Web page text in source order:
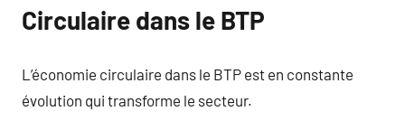
Circulaire dans le BTP
L’économie circulaire dans le BTP est en constante
évolution qui transforme le secteur.